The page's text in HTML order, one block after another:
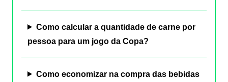
Como calcular a quantidade de carne por
pessoa para um jogo da Copa?
Como economizar na compra das bebidas